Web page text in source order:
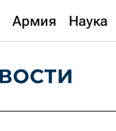
Армия Наука